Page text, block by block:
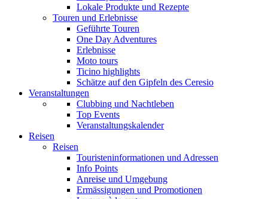
Lokale Produkte und Rezepte
Touren und Erlebnisse
Geführte Touren
One Day Adventures
Erlebnisse
Moto tours
Ticino highlights
Schätze auf den Gipfeln des Ceresio
Veranstaltungen
Clubbing und Nachtleben
Top Events
Veranstaltungskalender
Reisen
Reisen
Touristeninformationen und Adressen
Info Points
Anreise und Umgebung
Ermässigungen und Promotionen